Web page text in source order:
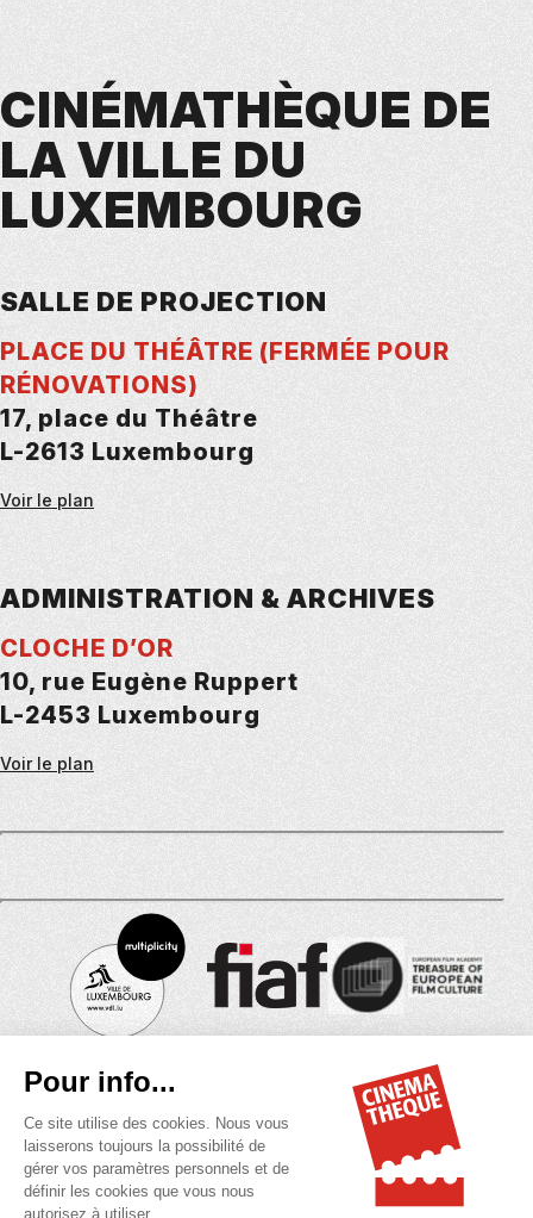
CINÉMATHÈQUE DE
LA VILLE DU
LUXEMBOURG
SALLE DE PROJECTION
PLACE DU THÉÂTRE (FERMÉE POUR
RÉNOVATIONS)
17, place du Théâtre
L-2613 Luxembourg
Voir le plan
ADMINISTRATION & ARCHIVES
CLOCHE D’OR
10, rue Eugène Ruppert
L-2453 Luxembourg
Voir le plan
©2026Cinémathèque de la Ville du Luxembourg
Tous droits réservés
MENU
BAS
Mentions légales
Politique des cookies
Politique de confidentialité